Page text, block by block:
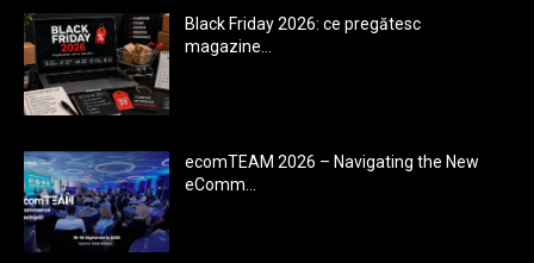
Black Friday 2026: ce pregătesc
magazine...
ecomTEAM 2026 – Navigating the New
eComm...